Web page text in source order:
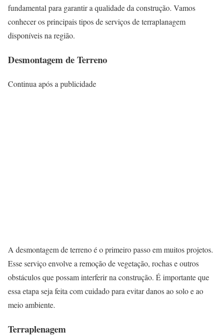
fundamental para garantir a qualidade da construção. Vamos
conhecer os principais tipos de serviços de terraplanagem
disponíveis na região.
Desmontagem de Terreno
Continua após a publicidade
A desmontagem de terreno é o primeiro passo em muitos projetos.
Esse serviço envolve a remoção de vegetação, rochas e outros
obstáculos que possam interferir na construção. É importante que
essa etapa seja feita com cuidado para evitar danos ao solo e ao
meio ambiente.
Terraplenagem